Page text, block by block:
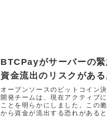
BTCPayがサーバーの緊
資金流出のリスクがあ
オープンソースのビットコイン
開発チームは、現在アクティブ
ことを明らかにしました。この
から資金が流出する恐れがある